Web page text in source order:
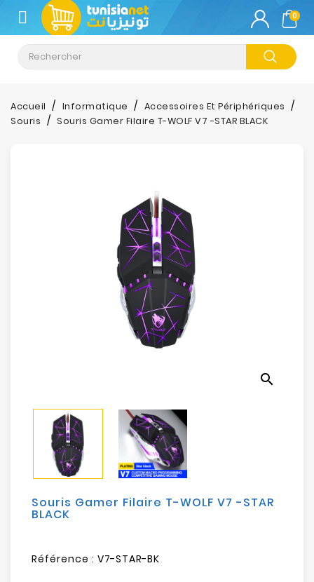
CATÉGORIE
Climatisation
Informatique
Sécurité
Mobilités
0
Accueil Informatique
Accessoires Et Périphériques
Souris
Souris Gamer Filaire T-WOLF V7 -STAR BLACK
search
Souris Gamer Filaire T-WOLF V7 -STAR
BLACK
Référence : V7-STAR-BK